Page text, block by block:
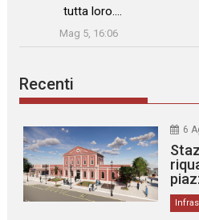
tutta loro.…
”
Mag 5, 16:06
Recenti
6